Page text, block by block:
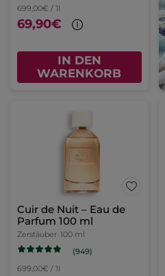
699,00€ / 1l
69,90€
IN DEN
WARENKORB
Cuir de Nuit – Eau de
Parfum 100 ml
Zerstäuber 100 ml
(949)
699,00€ / 1l